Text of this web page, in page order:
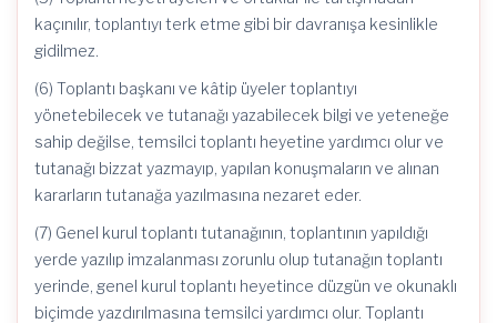
kaçınılır, toplantıyı terk etme gibi bir davranışa kesinlikle
gidilmez.
(6) Toplantı başkanı ve kâtip üyeler toplantıyı
yönetebilecek ve tutanağı yazabilecek bilgi ve yeteneğe
sahip değilse, temsilci toplantı heyetine yardımcı olur ve
tutanağı bizzat yazmayıp, yapılan konuşmaların ve alınan
kararların tutanağa yazılmasına nezaret eder.
(7) Genel kurul toplantı tutanağının, toplantının yapıldığı
yerde yazılıp imzalanması zorunlu olup tutanağın toplantı
yerinde, genel kurul toplantı heyetince düzgün ve okunaklı
biçimde yazdırılmasına temsilci yardımcı olur. Toplantı